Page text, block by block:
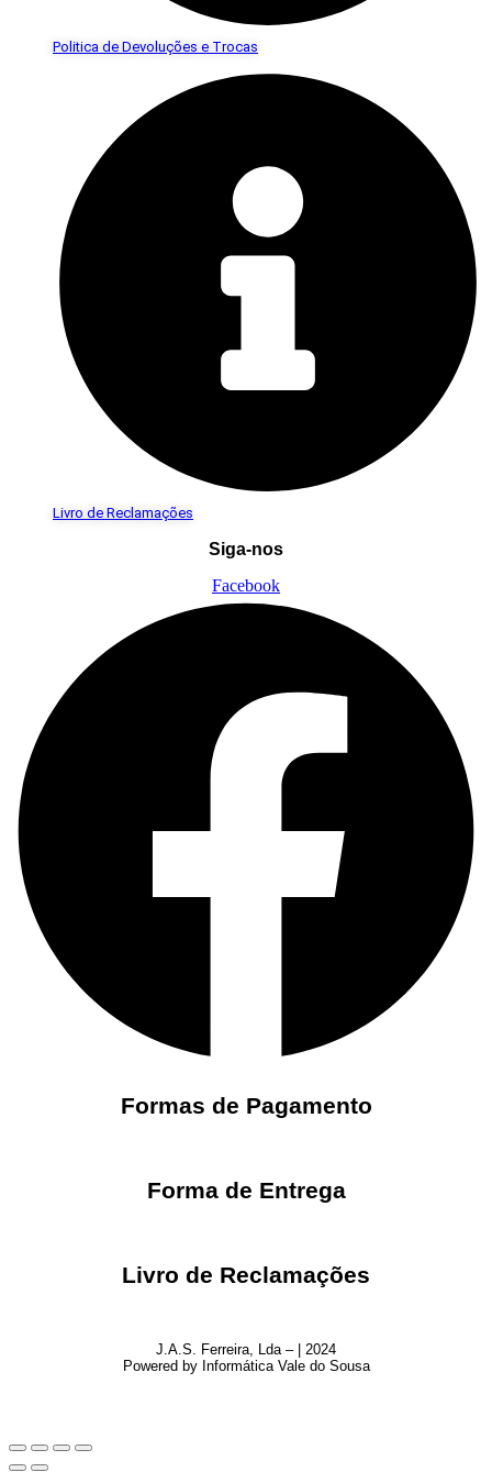
Politica de Devoluções e Trocas
Livro de Reclamações
Siga-nos
Facebook
Formas de Pagamento
Forma de Entrega
Livro de Reclamações
J.A.S. Ferreira, Lda – | 2024
Powered by Informática Vale do Sousa